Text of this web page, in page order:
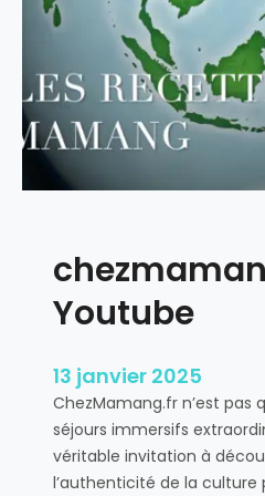
o
i
c
h
o
s
u
y
a
g
e
a
Youtube
13 janvier 2025
ChezMamang.fr n’est pas
séjours immersifs
véritable invitation à
l’authenticité de la culture